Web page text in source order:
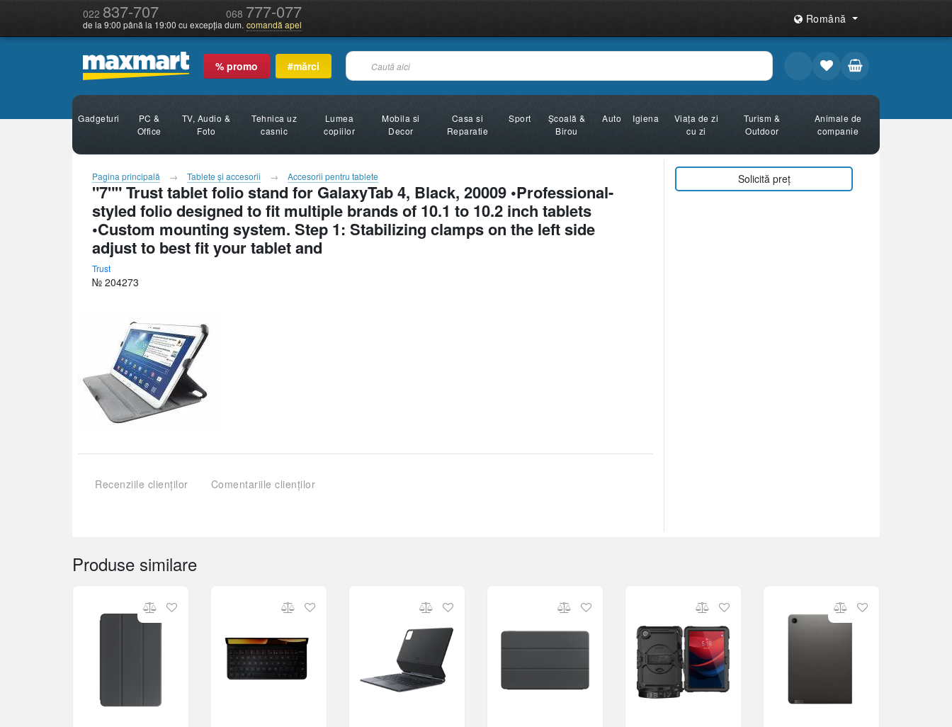
022 837-707 068 777-077
de la 9:00 până la 19:00 cu excepția dum. comandă apel Română
% promo #mărci
Gadgeturi
PC &
Office
TV, Audio &
Foto
Tehnica uz
casnic
Lumea
copiilor
Mobila si
Decor
Casa si
Reparatie
Sport
Şcoală &
Birou
Auto Igiena
Viața de zi
cu zi
Turism &
Outdoor
Animale de
companie
Pagina principală Tablete şi accesorii Accesorii pentru tablete
"7"" Trust tablet folio stand for GalaxyTab 4, Black, 20009 •Professional-
styled folio designed to fit multiple brands of 10.1 to 10.2 inch tablets
•Custom mounting system. Step 1: Stabilizing clamps on the left side
adjust to best fit your tablet and
Trust
№ 204273
Recenziile clienților Comentariile clienților
Solicită preț
Produse similare